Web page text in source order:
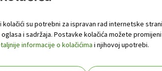
kolačići su potrebni za ispravan rad internetske
i sadržaja. Postavke kolačića možete
informacije o kolačićima i njihovoj upotrebi.